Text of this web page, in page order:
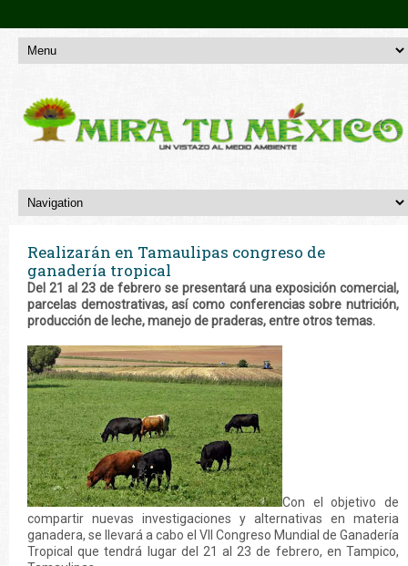
Realizarán en Tamaulipas congreso de
ganadería tropical
Del 21 al 23 de febrero se presentará una exposición comercial,
parcelas demostrativas, así como conferencias sobre nutrición,
producción de leche, manejo de praderas, entre otros temas.
Con el objetivo de
compartir nuevas investigaciones y alternativas en materia
ganadera, se llevará a cabo el VII Congreso Mundial de Ganadería
Tropical que tendrá lugar del 21 al 23 de febrero, en Tampico,